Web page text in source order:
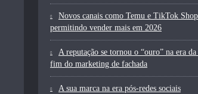
Novos canais como Temu e TikTok
permitindo vender mais em 2026
A reputação se tornou o “ouro” na era
fim do marketing de fachada
A sua marca na era pós-redes sociais